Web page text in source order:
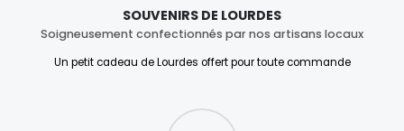
SOUVENIRS DE LOURDES
Soigneusement confectionnés par nos artisans locaux
Un petit cadeau de Lourdes offert pour toute commande